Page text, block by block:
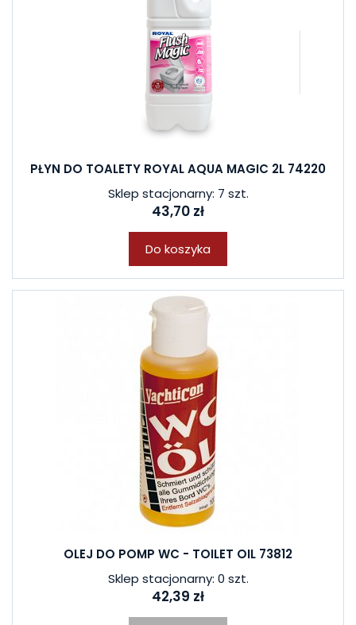
PŁYN DO TOALETY ROYAL AQUA MAGIC 2L 74220
Sklep stacjonarny: 7 szt.
43,70 zł
Do koszyka
OLEJ DO POMP WC - TOILET OIL 73812
Sklep stacjonarny: 0 szt.
42,39 zł